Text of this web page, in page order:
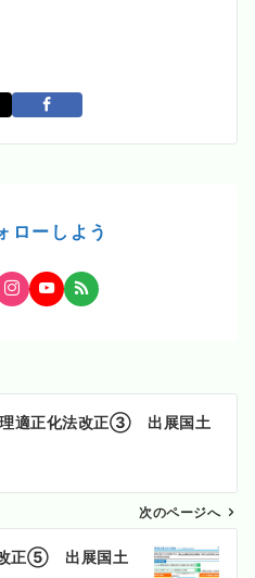
ローしよう
適正化法改正③ 出展国土
次のページへ
改正⑤ 出展国土